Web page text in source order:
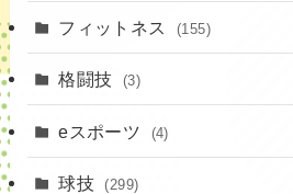
(6)
フィットネス (155)
(16)
格闘技 (3)
(3)
eスポーツ (4)
球技 (299)